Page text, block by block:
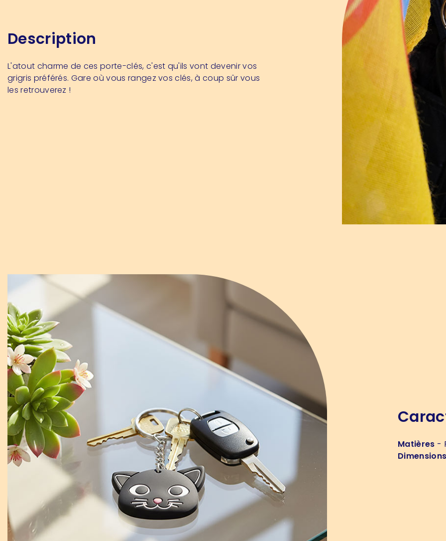
Description
L'atout charme de ces porte-clés, c'est qu'ils vont devenir vos
grigris préférés. Gare où vous rangez vos clés, à coup sûr vous
les retrouverez !
Matières -
Dimensions